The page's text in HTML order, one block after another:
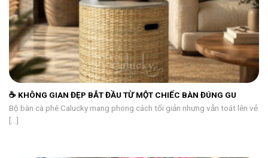
☕ KHÔNG GIAN ĐẸP BẮT ĐẦU TỪ MỘT CHIẾC BÀN ĐÚNG GU
Bộ bàn cà phê Calucky mang phong cách tối giản nhưng vẫn toát lên vẻ
[...]